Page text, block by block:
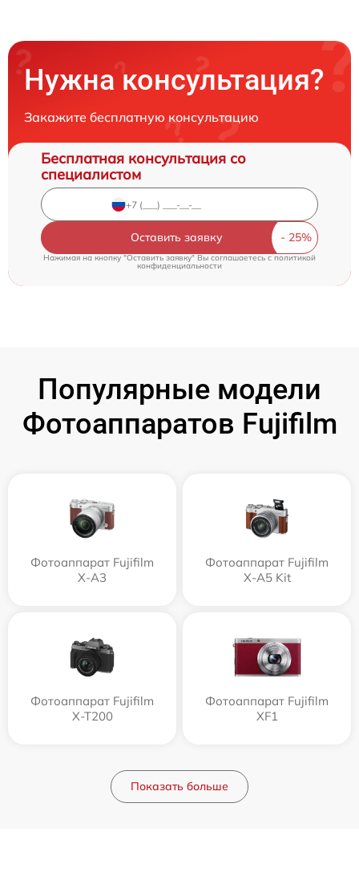
Нужна консультация?
Закажите бесплатную консультацию
Бесплатная консультация со
специалистом
Оставить заявку
Нажимая на кнопку "Оставить заявку" Вы соглашаетесь c политикой
конфиденциальности
Популярные модели
Фотоаппаратов Fujifilm
Фотоаппарат Fujifilm
X-A3
Фотоаппарат Fujifilm
X-A5 Kit
Фотоаппарат Fujifilm
X-T200
Фотоаппарат Fujifilm
XF1
Показать больше